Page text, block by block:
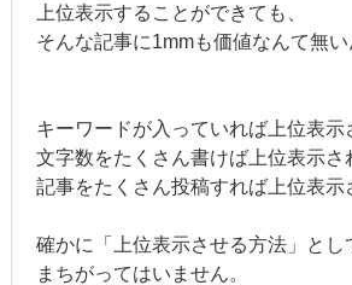
上位表示することができても、
そんな記事に1mmも価値なんて無い
キーワードが入っていれば上位表示
文字数をたくさん書けば上位表示さ
記事をたくさん投稿すれば上位表示
確かに「上位表示させる方法」とし
まちがってはいません。